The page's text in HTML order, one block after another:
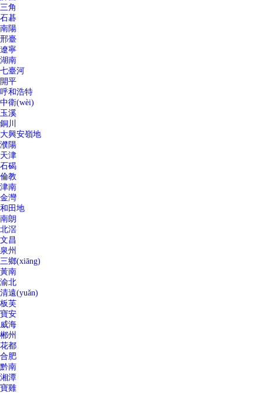
三角
石碁
南陽
邢臺
遼寧
湖南
七臺河
開平
呼和浩特
中衛(wèi)
玉溪
銅川
大興安嶺地
濮陽
天津
石碣
倫教
津南
金灣
和田地
南朗
北滘
文昌
泉州
三鄉(xiāng)
黃南
渝北
清遠(yuǎn)
板芙
寶安
威海
郴州
花都
合肥
黔南
湘潭
寶雞